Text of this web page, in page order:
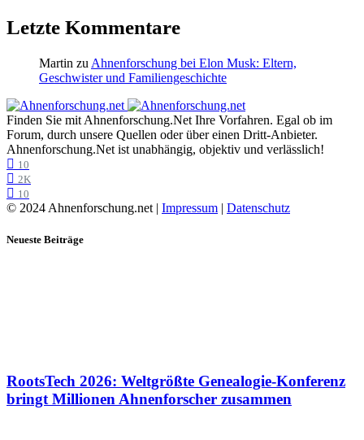
Letzte Kommentare
Martin zu Ahnenforschung bei Elon Musk: Eltern,
Geschwister und Familiengeschichte
Finden Sie mit Ahnenforschung.Net Ihre Vorfahren. Egal ob im
Forum, durch unsere Quellen oder über einen Dritt-Anbieter.
Ahnenforschung.Net ist unabhängig, objektiv und verlässlich!
10
2K
10
© 2024 Ahnenforschung.net | Impressum | Datenschutz
Neueste Beiträge
RootsTech 2026: Weltgrößte Genealogie-Konferenz
bringt Millionen Ahnenforscher zusammen